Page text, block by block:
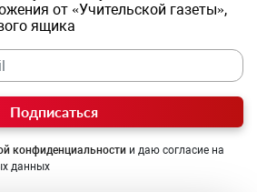
от «Учительской газеты»,
ящика
Подписаться
конфиденциальности и даю согласие на
данных